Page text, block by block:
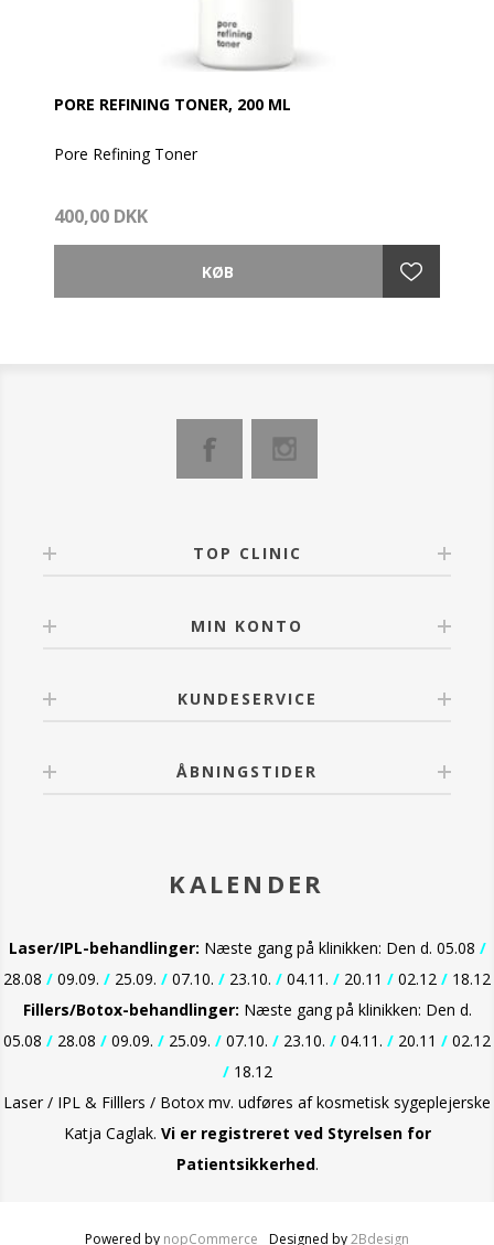
PORE REFINING TONER, 200 ML
Pore Refining Toner
normaliserer forhorningsprocessen i hudens øverste
Effekt: Denne toner bringer huden i balance og giver
400,00 DKK
TOP CLINIC
MIN KONTO
KUNDESERVICE
ÅBNINGSTIDER
KALENDER
Laser/IPL-behandlinger: Næste gang på klinikken: Den d. 05.08 /
28.08 / 09.09. / 25.09. / 07.10. / 23.10. / 04.11. / 20.11 / 02.12 / 18.12
Fillers/Botox-behandlinger: Næste gang på klinikken: Den d.
05.08 / 28.08 / 09.09. / 25.09. / 07.10. / 23.10. / 04.11. / 20.11 / 02.12
/18.12
Laser / IPL & Filllers / Botox mv. udføres af kosmetisk sygeplejerske
Katja Caglak. Vi er registreret ved Styrelsen for
Patientsikkerhed.
Powered by nopCommerce Designed by2Bdesign